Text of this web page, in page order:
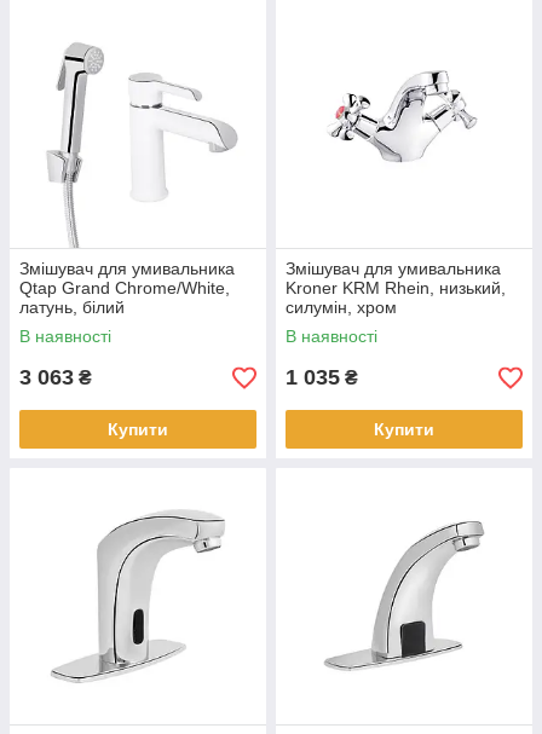
Змішувач для умивальника
Qtap Grand Chrome/White,
латунь, білий
В наявності
3 063 ₴
Купити
Змішувач для умивальника
Kroner KRM Rhein, низький,
силумін, хром
В наявності
1 035 ₴
Купити